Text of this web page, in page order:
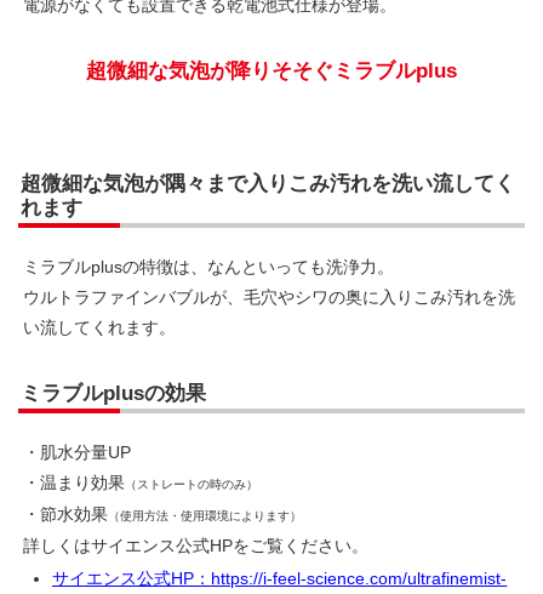
れます
ミラブルplusの特徴は、なんといっても洗浄力。
ウルトラファインバブルが、毛穴やシワの奥に入りこみ汚れを洗
い流してくれます。
・肌水分量UP
・温まり効果（ストレートの時のみ）
・節水効果（使用方法・使用環境によります）
詳しくはサイエンス公式HPをご覧ください。
サイエンス公式HP：https://i-feel-science.com/ultrafinemist-
mirable/